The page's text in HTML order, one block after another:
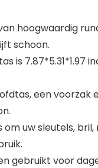
van hoogwaardig
schoon.
is
een
uw sleutels,
gebruikt voor